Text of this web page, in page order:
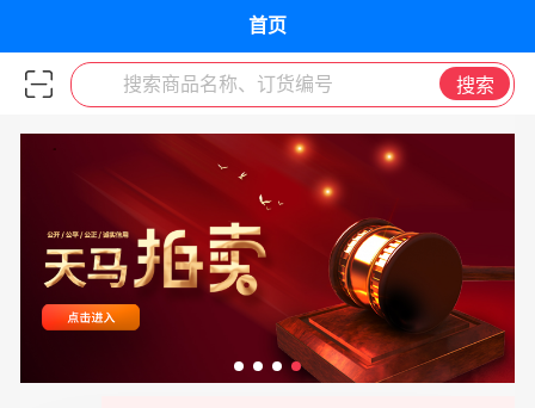
首页
搜索商品名称、订货编号 搜索
宏伟供应链与第一师阿拉尔市签署战略框架合
宏伟供应链收到来自法国电力集团感谢信